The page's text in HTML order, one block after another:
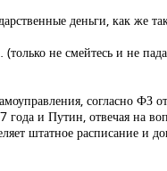
деньги, как же
не смейтесь и не
согласно
и Путин, отвечая на
штатное расписание